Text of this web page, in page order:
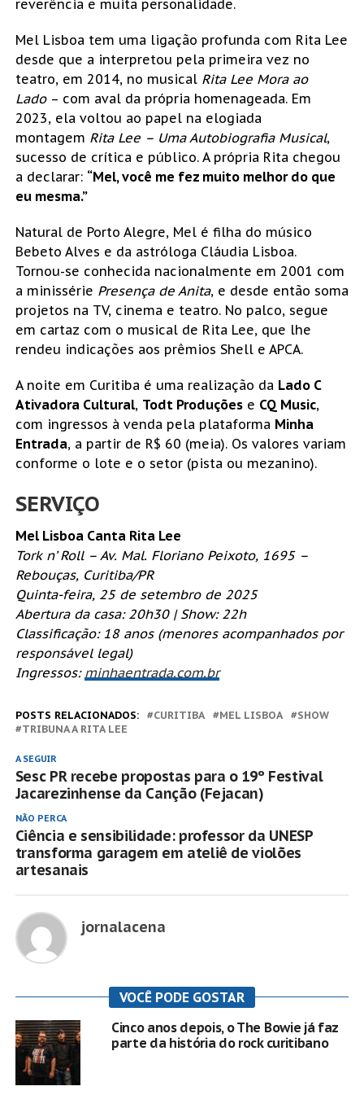
reverência e muita personalidade.
Mel Lisboa tem uma ligação profunda com Rita Lee
desde que a interpretou pela primeira vez no
teatro, em 2014, no musical Rita Lee Mora ao
Lado– com aval da própria homenageada. Em
2023, ela voltou ao papel na elogiada
montagem Rita Lee – Uma Autobiografia Musical,
sucesso de crítica e público. A própria Rita chegou
a declarar: “Mel, você me fez muito melhor do que
eu mesma.”
Natural de Porto Alegre, Mel é filha do músico
Bebeto Alves e da astróloga Cláudia Lisboa.
Tornou-se conhecida nacionalmente em 2001 com
a minissérie Presença de Anita, e desde então soma
projetos na TV, cinema e teatro. No palco, segue
em cartaz com o musical de Rita Lee, que lhe
rendeu indicações aos prêmios Shell e APCA.
A noite em Curitiba é uma realização da Lado C
Ativadora Cultural, Todt Produçõese CQ Music,
com ingressos à venda pela plataforma Minha
Entrada, a partir de R$ 60 (meia). Os valores variam
conforme o lote e o setor (pista ou mezanino).
SERVIÇO
Mel Lisboa Canta Rita Lee
Tork n’ Roll – Av. Mal. Floriano Peixoto, 1695 –
Rebouças, Curitiba/PR
Quinta-feira, 25 de setembro de 2025
Abertura da casa: 20h30 | Show: 22h
Classificação: 18 anos (menores acompanhados por
responsável legal)
Ingressos: minhaentrada.com.br
POSTS RELACIONADOS: CURITIBA MEL LISBOA
SHOW
TRIBUNA A RITA LEE
A SEGUIR
Sesc PR recebe propostas para o 19º Festival
Jacarezinhense da Canção (Fejacan)
NÃO PERCA
Ciência e sensibilidade: professor da UNESP
transforma garagem em ateliê de violões
artesanais
jornalacena
VOCÊ PODE GOSTAR
Cinco anos depois, o The Bowie já faz
parte da história do rock curitibano